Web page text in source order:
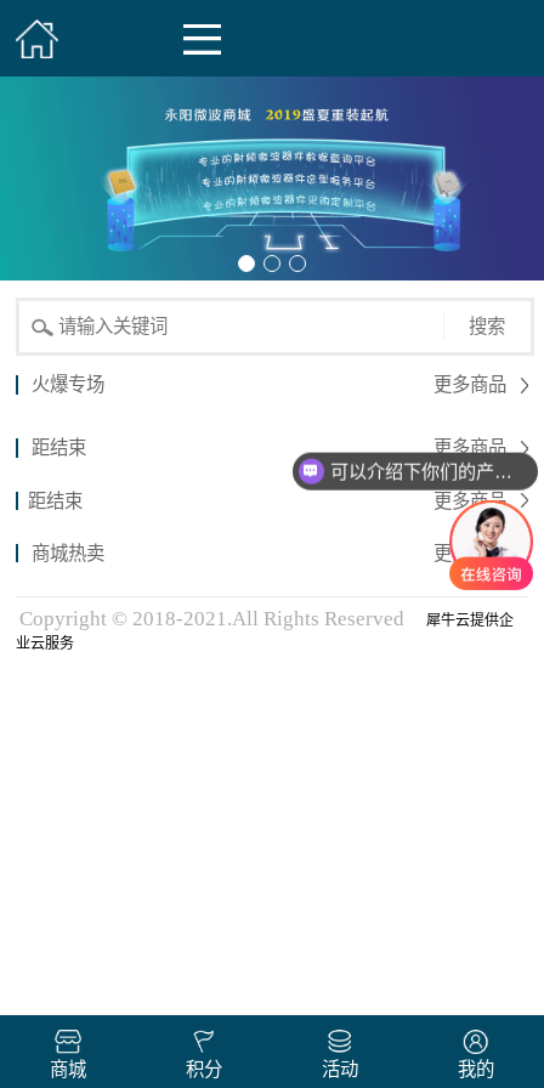
搜索
火爆专场 更多商品
距结束 更多商品
距结束 更多商品
商城热卖 更多商品
Copyright © 2018-2021.All Rights Reserved
犀牛云提供企
业云服务
商城 积分 活动 我的
可以介绍下你们的产品么？